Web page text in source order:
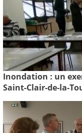
Inondation : un
Saint-Clair-de-la-